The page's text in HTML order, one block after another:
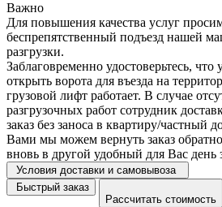
Важно
Для повышения качества услуг
беспрепятственный подъезд нашей
разгрузки.
Заблаговременно удостоверьтесь,
открыть ворота для въезда на
грузовой лифт работает. В случае
разгрузочных работ сотрудник
заказ без заноса в квартиру/частный
Вами мы можем вернуть заказ
вновь в другой удобный для Вас день
Условия доставки и самовывоза
Быстрый заказ
Рассчитать стоимость